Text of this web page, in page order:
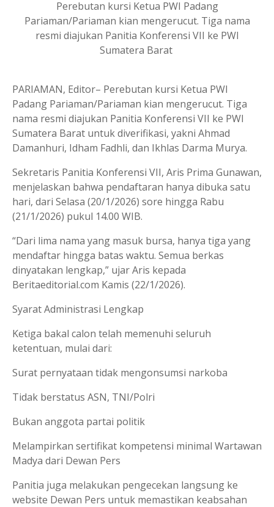
Perebutan kursi Ketua PWI Padang
Pariaman/Pariaman kian mengerucut. Tiga nama
resmi diajukan Panitia Konferensi VII ke PWI
Sumatera Barat
PARIAMAN, Editor– Perebutan kursi Ketua PWI
Padang Pariaman/Pariaman kian mengerucut. Tiga
nama resmi diajukan Panitia Konferensi VII ke PWI
Sumatera Barat untuk diverifikasi, yakni Ahmad
Damanhuri, Idham Fadhli, dan Ikhlas Darma Murya.
Sekretaris Panitia Konferensi VII, Aris Prima Gunawan,
menjelaskan bahwa pendaftaran hanya dibuka satu
hari, dari Selasa (20/1/2026) sore hingga Rabu
(21/1/2026) pukul 14.00 WIB.
“Dari lima nama yang masuk bursa, hanya tiga yang
mendaftar hingga batas waktu. Semua berkas
dinyatakan lengkap,” ujar Aris kepada
Beritaeditorial.com Kamis (22/1/2026).
Syarat Administrasi Lengkap
Ketiga bakal calon telah memenuhi seluruh
ketentuan, mulai dari:
Surat pernyataan tidak mengonsumsi narkoba
Tidak berstatus ASN, TNI/Polri
Bukan anggota partai politik
Melampirkan sertifikat kompetensi minimal Wartawan
Madya dari Dewan Pers
Panitia juga melakukan pengecekan langsung ke
website Dewan Pers untuk memastikan keabsahan